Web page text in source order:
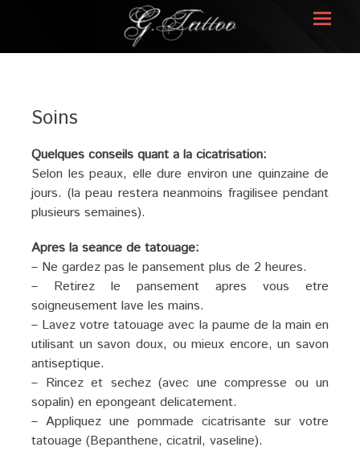
Menu
Soins
Quelques conseils quant a la cicatrisation:
Selon les peaux, elle dure environ une quinzaine de
jours. (la peau restera neanmoins fragilisee pendant
plusieurs semaines).
Apres la seance de tatouage:
– Ne gardez pas le pansement plus de 2 heures.
– Retirez le pansement apres vous etre
soigneusement lave les mains.
– Lavez votre tatouage avec la paume de la main en
utilisant un savon doux, ou mieux encore, un savon
antiseptique.
– Rincez et sechez (avec une compresse ou un
sopalin) en epongeant delicatement.
– Appliquez une pommade cicatrisante sur votre
tatouage (Bepanthene, cicatril, vaseline).